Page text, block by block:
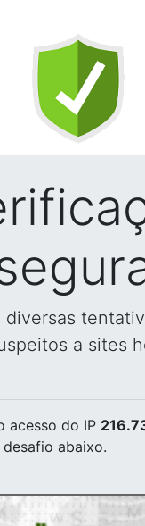
diversas
a sites
acesso do IP
abaixo.